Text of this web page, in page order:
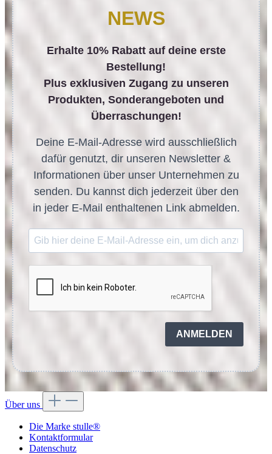
NEWS
Erhalte 10% Rabatt auf deine erste
Bestellung!
Plus exklusiven Zugang zu unseren
Produkten, Sonderangeboten und
Überraschungen!
Deine E-Mail-Adresse wird ausschließlich
dafür genutzt, dir unseren Newsletter &
Informationen über unser Unternehmen zu
senden. Du kannst dich jederzeit über den
in jeder E-Mail enthaltenen Link abmelden.
ANMELDEN
Über uns
Die Marke stulle®
Kontaktformular
Datenschutz